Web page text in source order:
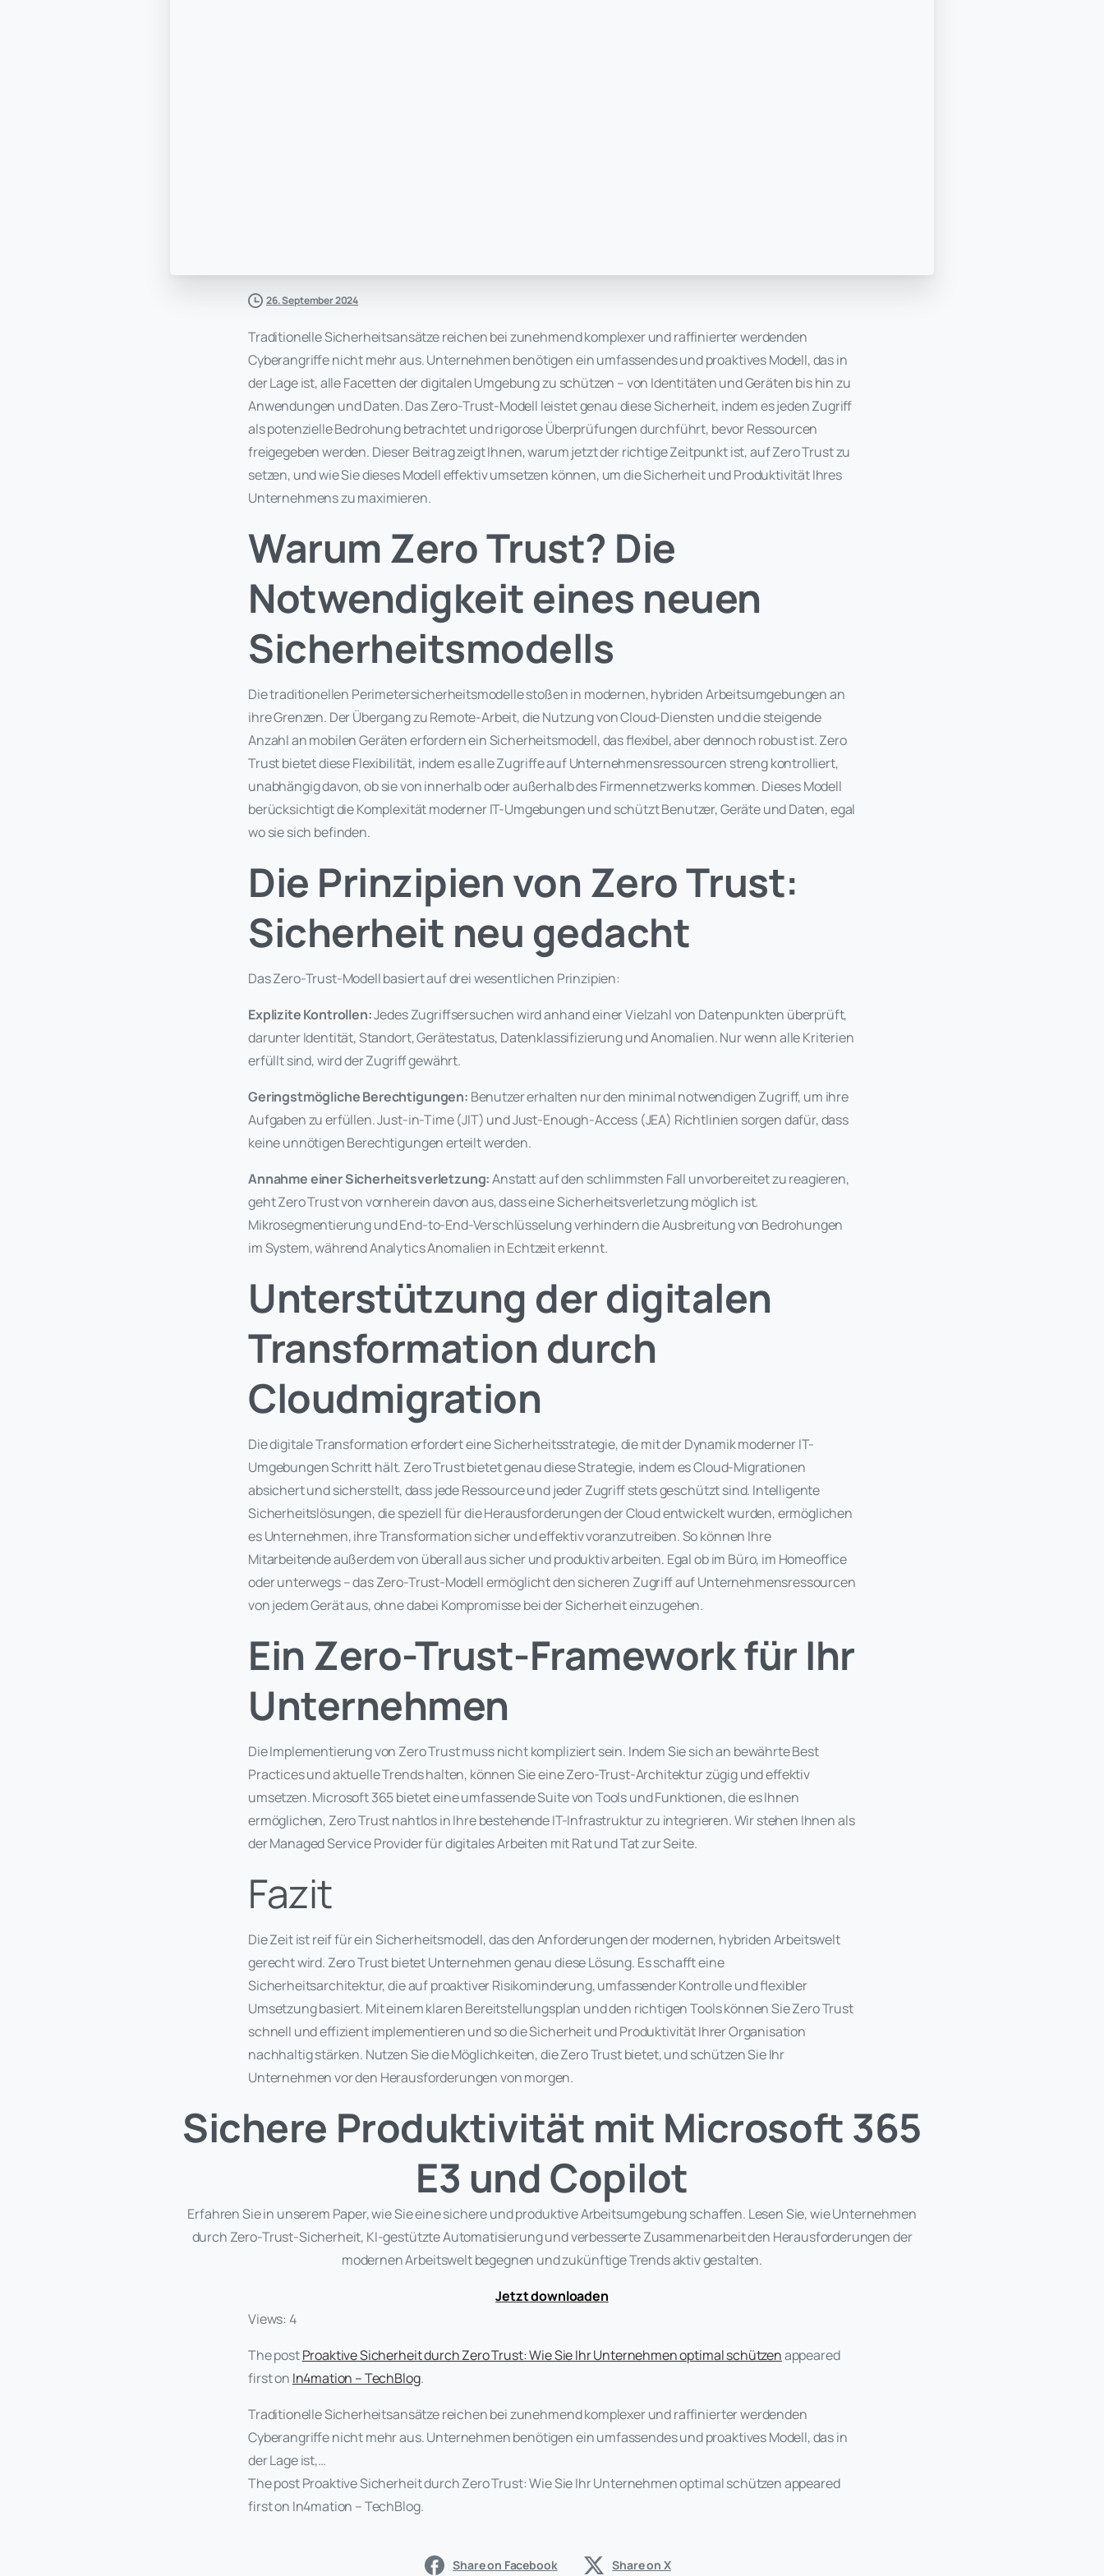
26. September 2024
Traditionelle Sicherheitsansätze reichen bei zunehmend komplexer und raffinierter werdenden
Cyberangriffe nicht mehr aus. Unternehmen benötigen ein umfassendes und proaktives Modell, das in
der Lage ist, alle Facetten der digitalen Umgebung zu schützen – von Identitäten und Geräten bis hin zu
Anwendungen und Daten. Das Zero-Trust-Modell leistet genau diese Sicherheit, indem es jeden Zugriff
als potenzielle Bedrohung betrachtet und rigorose Überprüfungen durchführt, bevor Ressourcen
freigegeben werden. Dieser Beitrag zeigt Ihnen, warum jetzt der richtige Zeitpunkt ist, auf Zero Trust zu
setzen, und wie Sie dieses Modell effektiv umsetzen können, um die Sicherheit und Produktivität Ihres
Unternehmens zu maximieren.
Warum Zero Trust? Die
Notwendigkeit eines neuen
Sicherheitsmodells
Die traditionellen Perimetersicherheitsmodelle stoßen in modernen, hybriden Arbeitsumgebungen an
ihre Grenzen. Der Übergang zu Remote-Arbeit, die Nutzung von Cloud-Diensten und die steigende
Anzahl an mobilen Geräten erfordern ein Sicherheitsmodell, das flexibel, aber dennoch robust ist. Zero
Trust bietet diese Flexibilität, indem es alle Zugriffe auf Unternehmensressourcen streng kontrolliert,
unabhängig davon, ob sie von innerhalb oder außerhalb des Firmennetzwerks kommen. Dieses Modell
berücksichtigt die Komplexität moderner IT-Umgebungen und schützt Benutzer, Geräte und Daten, egal
wo sie sich befinden.
Die Prinzipien von Zero Trust:
Sicherheit neu gedacht
Das Zero-Trust-Modell basiert auf drei wesentlichen Prinzipien:
Explizite Kontrollen:Jedes Zugriffsersuchen wird anhand einer Vielzahl von Datenpunkten überprüft,
darunter Identität, Standort, Gerätestatus, Datenklassifizierung und Anomalien. Nur wenn alle Kriterien
erfüllt sind, wird der Zugriff gewährt.
Geringstmögliche Berechtigungen: Benutzer erhalten nur den minimal notwendigen Zugriff, um ihre
Aufgaben zu erfüllen. Just-in-Time (JIT) und Just-Enough-Access (JEA) Richtlinien sorgen dafür, dass
keine unnötigen Berechtigungen erteilt werden.
Annahme einer Sicherheitsverletzung:Anstatt auf den schlimmsten Fall unvorbereitet zu reagieren,
geht Zero Trust von vornherein davon aus, dass eine Sicherheitsverletzung möglich ist.
Mikrosegmentierung und End-to-End-Verschlüsselung verhindern die Ausbreitung von Bedrohungen
im System, während Analytics Anomalien in Echtzeit erkennt.
Unterstützung der digitalen
Transformation durch
Cloudmigration
Die digitale Transformation erfordert eine Sicherheitsstrategie, die mit der Dynamik moderner IT-
Umgebungen Schritt hält. Zero Trust bietet genau diese Strategie, indem es Cloud-Migrationen
absichert und sicherstellt, dass jede Ressource und jeder Zugriff stets geschützt sind. Intelligente
Sicherheitslösungen, die speziell für die Herausforderungen der Cloud entwickelt wurden, ermöglichen
es Unternehmen, ihre Transformation sicher und effektiv voranzutreiben. So können Ihre
Mitarbeitende außerdem von überall aus sicher und produktiv arbeiten. Egal ob im Büro, im Homeoffice
oder unterwegs – das Zero-Trust-Modell ermöglicht den sicheren Zugriff auf Unternehmensressourcen
von jedem Gerät aus, ohne dabei Kompromisse bei der Sicherheit einzugehen.
Ein Zero-Trust-Framework für Ihr
Unternehmen
Die Implementierung von Zero Trust muss nicht kompliziert sein. Indem Sie sich an bewährte Best
Practices und aktuelle Trends halten, können Sie eine Zero-Trust-Architektur zügig und effektiv
umsetzen. Microsoft 365 bietet eine umfassende Suite von Tools und Funktionen, die es Ihnen
ermöglichen, Zero Trust nahtlos in Ihre bestehende IT-Infrastruktur zu integrieren. Wir stehen Ihnen als
der Managed Service Provider für digitales Arbeiten mit Rat und Tat zur Seite.
Fazit
Die Zeit ist reif für ein Sicherheitsmodell, das den Anforderungen der modernen, hybriden Arbeitswelt
gerecht wird. Zero Trust bietet Unternehmen genau diese Lösung. Es schafft eine
Sicherheitsarchitektur, die auf proaktiver Risikominderung, umfassender Kontrolle und flexibler
Umsetzung basiert. Mit einem klaren Bereitstellungsplan und den richtigen Tools können Sie Zero Trust
schnell und effizient implementieren und so die Sicherheit und Produktivität Ihrer Organisation
nachhaltig stärken. Nutzen Sie die Möglichkeiten, die Zero Trust bietet, und schützen Sie Ihr
Unternehmen vor den Herausforderungen von morgen.
Sichere Produktivität mit Microsoft 365
E3 und Copilot
Erfahren Sie in unserem Paper, wie Sie eine sichere und produktive Arbeitsumgebung schaffen. Lesen Sie, wie Unternehmen
durch Zero-Trust-Sicherheit, KI-gestützte Automatisierung und verbesserte Zusammenarbeit den Herausforderungen der
modernen Arbeitswelt begegnen und zukünftige Trends aktiv gestalten.
Jetzt downloaden
Views: 4
The postProaktive Sicherheit durch Zero Trust: Wie Sie Ihr Unternehmen optimal schützenappeared
first on In4mation – TechBlog.
Traditionelle Sicherheitsansätze reichen bei zunehmend komplexer und raffinierter werdenden
Cyberangriffe nicht mehr aus. Unternehmen benötigen ein umfassendes und proaktives Modell, das in
der Lage ist,…
The post Proaktive Sicherheit durch Zero Trust: Wie Sie Ihr Unternehmen optimal schützen appeared
first on In4mation – TechBlog.
Share on Facebook Share on X